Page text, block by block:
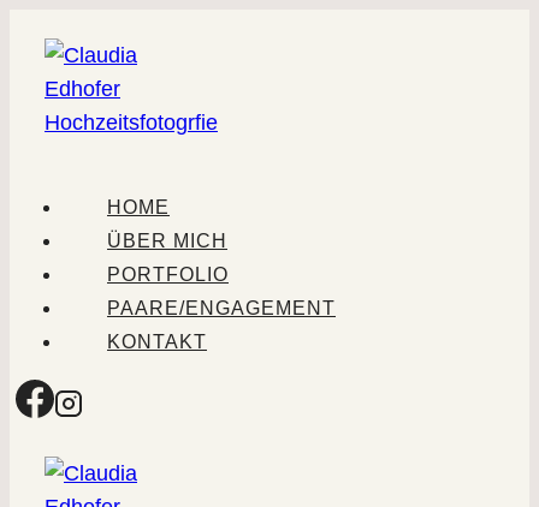
Inhalt
springen
HOME
ÜBER MICH
PORTFOLIO
PAARE/ENGAGEMENT
KONTAKT